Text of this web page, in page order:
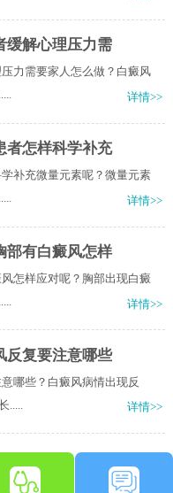
缓解心理压力需
力需要家人怎么做？白癜风
详情>>
者怎样科学补充
补充微量元素呢？微量元素
详情>>
部有白癜风怎样
怎样应对呢？胸部出现白癜
详情>>
反复要注意哪些
哪些？白癜风病情出现反
详情>>